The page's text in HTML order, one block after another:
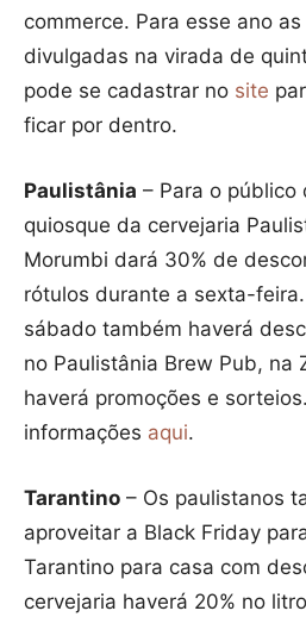
commerce. Para esse ano
divulgadas na virada de
pode se cadastrar no site
ficar por dentro.
Paulistânia – Para o
quiosque da cervejaria
Morumbi dará 30% de
rótulos durante a sexta-
sábado também haverá
no Paulistânia Brew Pub, na
haverá promoções e
informações aqui.
Tarantino – Os paulistanos
aproveitar a Black Friday
Tarantino para casa com
cervejaria haverá 20% no